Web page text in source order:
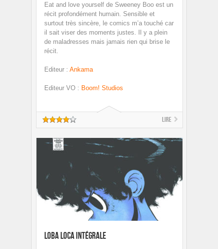
Eat and love yourself de Sweeney Boo est un
récit profondément humain. Sensible et
surtout très sincère, le comics m’a touché car
il sait viser des moments justes. Il y a plein
de maladresses mais jamais rien qui brise le
récit.
Editeur : Ankama
Editeur VO : Boom! Studios
Lire
Loba Loca Intégrale